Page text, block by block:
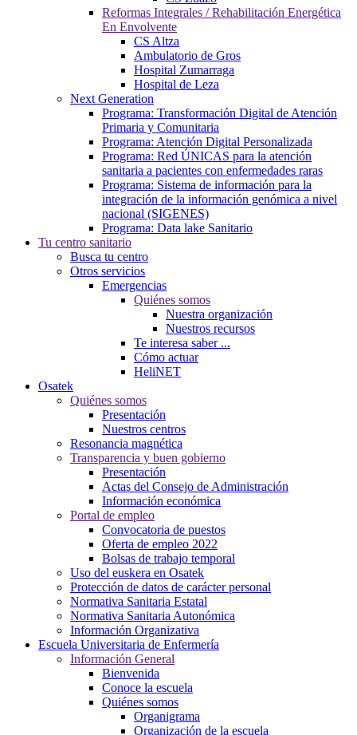
Reformas Integrales / Rehabilitación Energética
En Envolvente
CS Altza
Ambulatorio de Gros
Hospital Zumarraga
Hospital de Leza
Next Generation
Programa: Transformación Digital de Atención
Primaria y Comunitaria
Programa: Atención Digital Personalizada
Programa: Red ÚNICAS para la atención
sanitaria a pacientes con enfermedades raras
Programa: Sistema de información para la
integración de la información genómica a nivel
nacional (SIGENES)
Programa: Data lake Sanitario
Tu centro sanitario
Busca tu centro
Otros servicios
Emergencias
Quiénes somos
Nuestra organización
Nuestros recursos
Te interesa saber ...
Cómo actuar
HeliNET
Osatek
Quiénes somos
Presentación
Nuestros centros
Resonancia magnética
Transparencia y buen gobierno
Presentación
Actas del Consejo de Administración
Información económica
Portal de empleo
Convocatoria de puestos
Oferta de empleo 2022
Bolsas de trabajo temporal
Uso del euskera en Osatek
Protección de datos de carácter personal
Normativa Sanitaria Estatal
Normativa Sanitaria Autonómica
Información Organizativa
Escuela Universitaria de Enfermería
Información General
Bienvenida
Conoce la escuela
Quiénes somos
Organigrama
Organización de la escuela